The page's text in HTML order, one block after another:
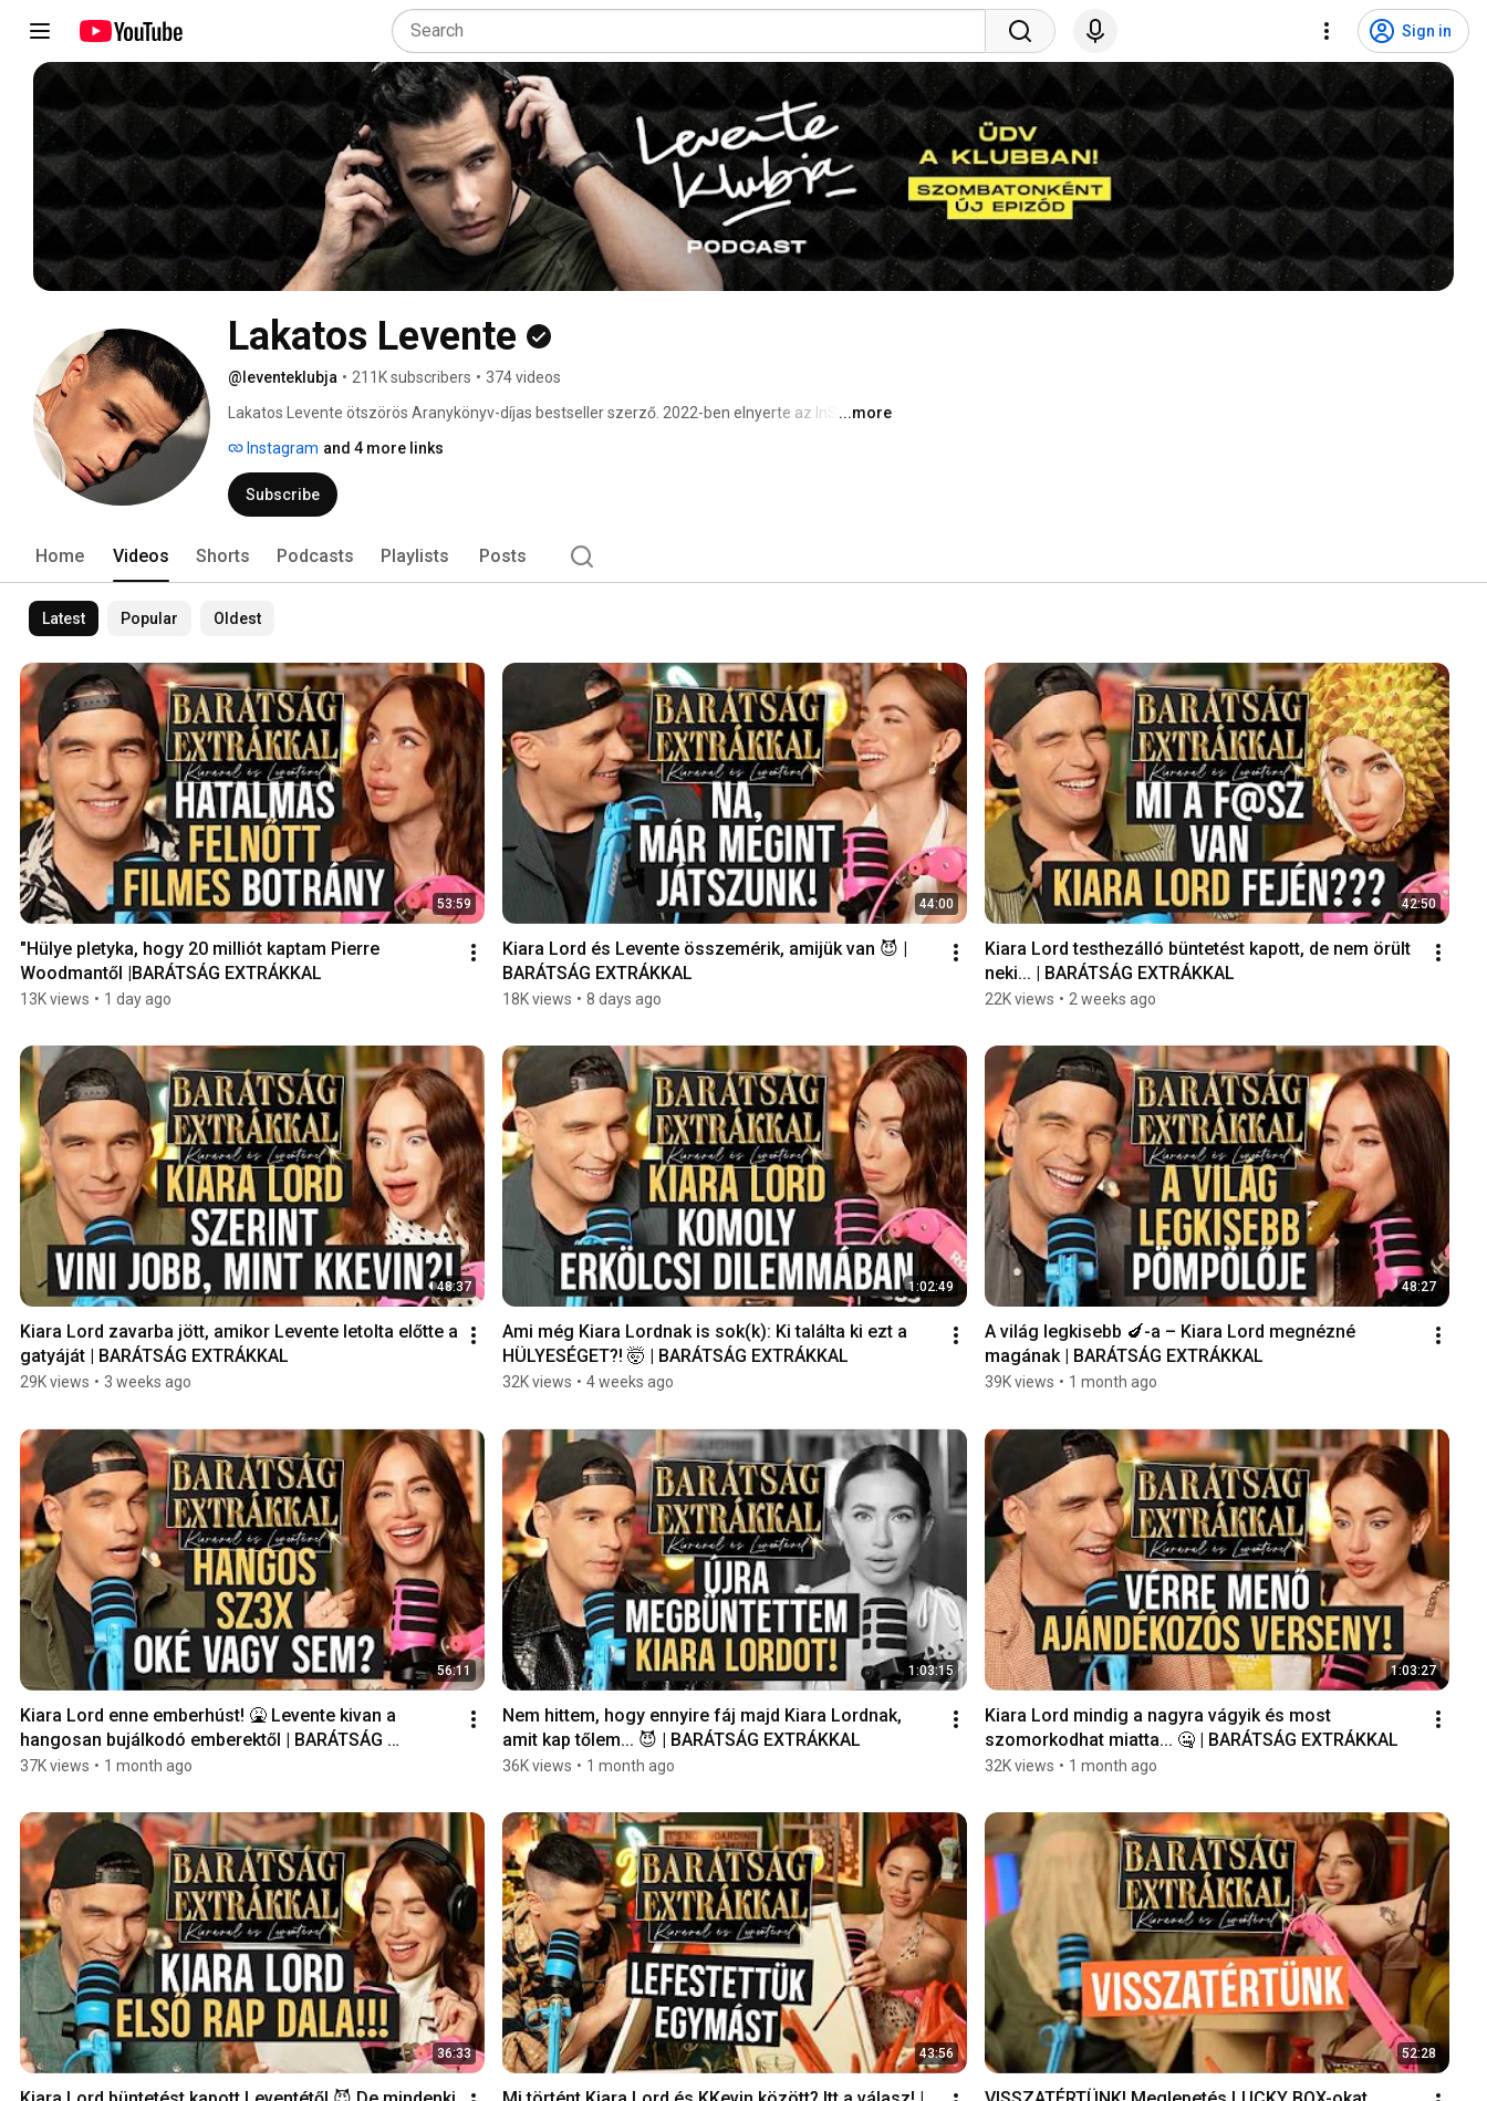
Sign in
Lakatos Levente
@leventeklubja • 211K subscribers • 374 videos
Lakatos Levente ötszörös Aranykönyv-díjas bestseller szerző. 2022-ben elnyerte az InStyle
2015-ben a Glamour magazin olvasói a legsármosabb férfinak választották.
...more
Instagram and 4 more links
Subscribe
Home Videos Shorts Podcasts Playlists Posts
Latest Popular Oldest
53:59
"Hülye pletyka, hogy 20 milliót kaptam Pierre
Woodmantől |BARÁTSÁG EXTRÁKKAL
13K views • 1 day ago
44:00
Kiara Lord és Levente összemérik, amijük van 😈 |
BARÁTSÁG EXTRÁKKAL
18K views • 8 days ago
42:50
Kiara Lord testhezálló büntetést kapott, de nem örült
neki... | BARÁTSÁG EXTRÁKKAL
22K views • 2 weeks ago
48:37
Kiara Lord zavarba jött, amikor Levente letolta előtte a
gatyáját | BARÁTSÁG EXTRÁKKAL
29K views • 3 weeks ago
1:02:49
Ami még Kiara Lordnak is sok(k): Ki találta ki ezt a
HÜLYESÉGET?! 🤯 | BARÁTSÁG EXTRÁKKAL
32K views • 4 weeks ago
48:27
A világ legkisebb 🍆-a – Kiara Lord megnézné
magának | BARÁTSÁG EXTRÁKKAL
39K views • 1 month ago
56:11
Kiara Lord enne emberhúst! 🤮 Levente kivan a
hangosan bujálkodó emberektől | BARÁTSÁG
EXTRÁKKAL
37K views • 1 month ago
1:03:15
Nem hittem, hogy ennyire fáj majd Kiara Lordnak,
amit kap tőlem... 😈 | BARÁTSÁG EXTRÁKKAL
36K views • 1 month ago
1:03:27
Kiara Lord mindig a nagyra vágyik és most
szomorkodhat miatta... 🤐 | BARÁTSÁG EXTRÁKKAL
32K views • 1 month ago
36:33 43:56 52:28